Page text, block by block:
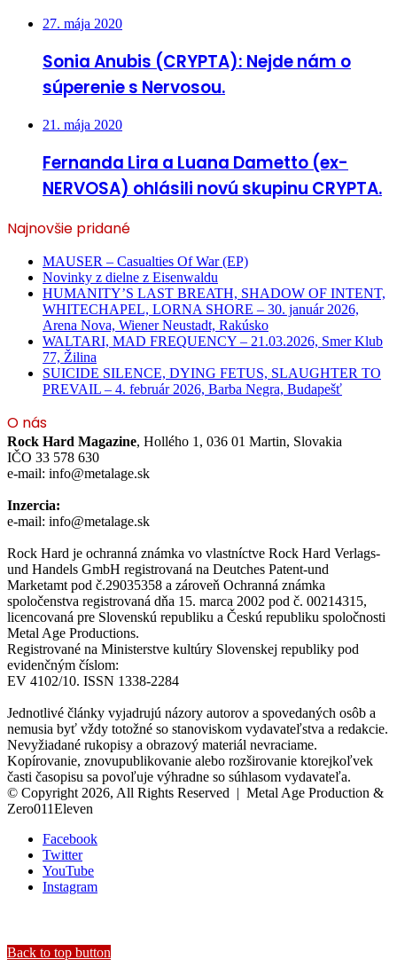
27. mája 2020
Sonia Anubis (CRYPTA): Nejde nám o
súperenie s Nervosou.
21. mája 2020
Fernanda Lira a Luana Dametto (ex-
NERVOSA) ohlásili novú skupinu CRYPTA.
Najnovšie pridané
MAUSER – Casualties Of War (EP)
Novinky z dielne z Eisenwaldu
HUMANITY’S LAST BREATH, SHADOW OF INTENT,
WHITECHAPEL, LORNA SHORE – 30. január 2026,
Arena Nova, Wiener Neustadt, Rakúsko
WALTARI, MAD FREQUENCY – 21.03.2026, Smer Klub
77, Žilina
SUICIDE SILENCE, DYING FETUS, SLAUGHTER TO
PREVAIL – 4. február 2026, Barba Negra, Budapešť
O nás
Rock Hard Magazine, Hollého 1, 036 01 Martin, Slovakia
IČO 33 578 630
e-mail: info@metalage.sk
Inzercia:
e-mail: info@metalage.sk
Rock Hard je ochranná známka vo vlastníctve Rock Hard Verlags-
und Handels GmbH registrovaná na Deutches Patent-und
Marketamt pod č.29035358 a zároveň Ochranná známka
spoločenstva registrovaná dňa 15. marca 2002 pod č. 00214315,
licencovaná pre Slovenskú republiku a Českú republiku spoločnosti
Metal Age Productions.
Registrované na Ministerstve kultúry Slovenskej republiky pod
evidenčným číslom:
EV 4102/10. ISSN 1338-2284
Jednotlivé články vyjadrujú názory autorov a spovedaných osôb a
nemusia byť vždy totožné so stanoviskom vydavateľstva a redakcie.
Nevyžiadané rukopisy a obrazový materiál nevraciame.
Kopírovanie, znovupublikovanie alebo rozširovanie ktorejkoľvek
časti časopisu sa povoľuje výhradne so súhlasom vydavateľa.
© Copyright 2026, All Rights Reserved | Metal Age Production &
Zero011Eleven
Facebook
Twitter
YouTube
Instagram
Back to top button